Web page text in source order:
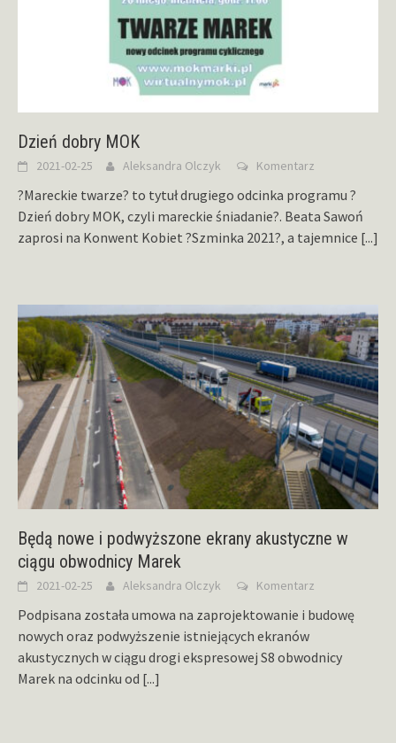
Dzień dobry MOK
2021-02-25 Aleksandra Olczyk Komentarz
?Mareckie twarze? to tytuł drugiego odcinka programu ?
Dzień dobry MOK, czyli mareckie śniadanie?. Beata Sawoń
zaprosi na Konwent Kobiet ?Szminka 2021?, a tajemnice [...]
Będą nowe i podwyższone ekrany akustyczne w
ciągu obwodnicy Marek
2021-02-25 Aleksandra Olczyk Komentarz
Podpisana została umowa na zaprojektowanie i budowę
nowych oraz podwyższenie istniejących ekranów
akustycznych w ciągu drogi ekspresowej S8 obwodnicy
Marek na odcinku od [...]